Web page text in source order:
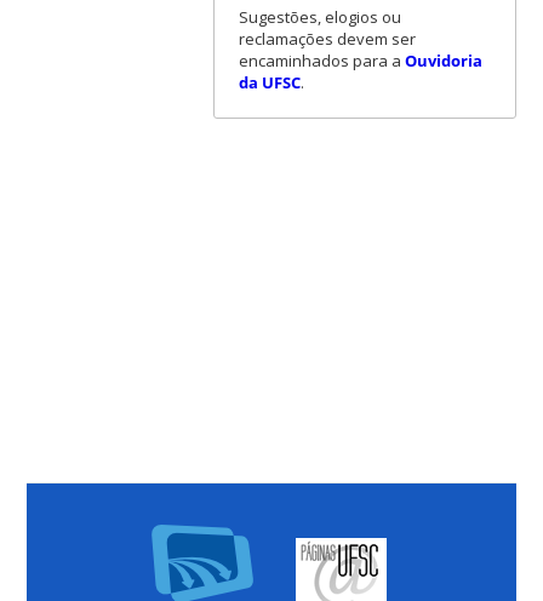
Sugestões, elogios ou
reclamações devem ser
encaminhados para a Ouvidoria
da UFSC.